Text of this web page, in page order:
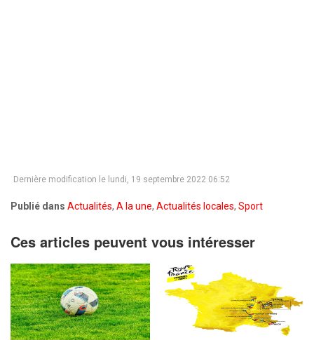
Dernière modification le lundi, 19 septembre 2022 06:52
Publié dans Actualités, A la une, Actualités locales, Sport
Ces articles peuvent vous intéresser